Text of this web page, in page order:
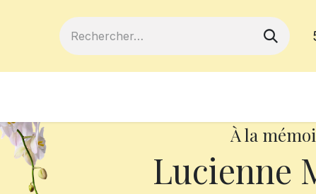
À la
Lucienne